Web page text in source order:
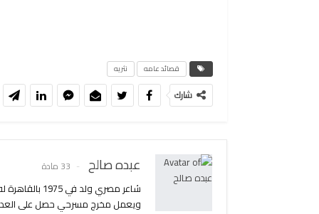
قصائد عامه نثريه
شارك
عبده صالح 33 مادة
شاعر مصري
ويعمل مخرج مسرحي حصل على العديد